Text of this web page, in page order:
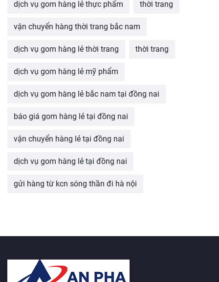
dịch vụ gom hàng lẻ thực phẩm thời trang
vận chuyển hàng thời trang bắc nam
dịch vụ gom hàng lẻ thời trang thời trang
dịch vụ gom hàng lẻ mỹ phẩm
dịch vụ gom hàng lẻ bắc nam tại đồng nai
báo giá gom hàng lẻ tại đồng nai
vận chuyển hàng lẻ tại đồng nai
dịch vụ gom hàng lẻ tại đồng nai
gửi hàng từ kcn sóng thần đi hà nội